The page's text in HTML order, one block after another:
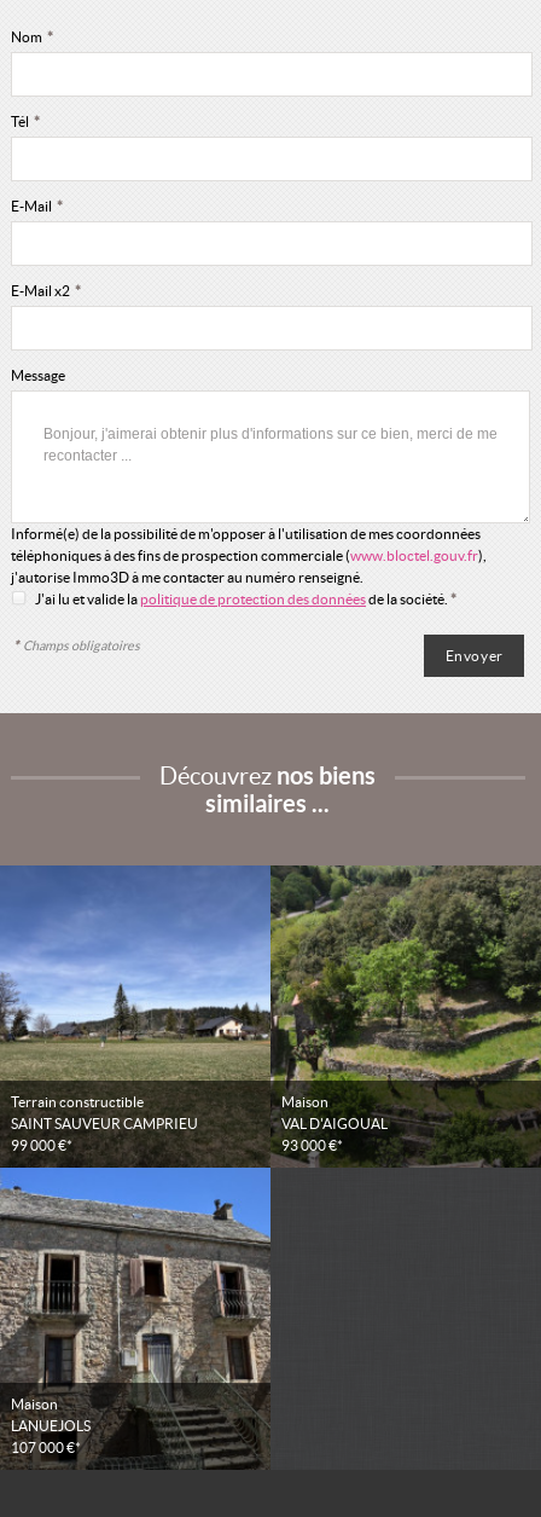
Nom *
Tél *
E-Mail *
E-Mail x2 *
Message
Informé(e) de la possibilité de m'opposer à l'utilisation de mes coordonnées
téléphoniques à des fins de prospection commerciale (www.bloctel.gouv.fr),
j'autorise Immo3D à me contacter au numéro renseigné.
J'ai lu et valide lapolitique de protection des donnéesde la société. *
* Champs obligatoires
Découvrez nos biens
similaires ...
Terrain constructible
SAINT SAUVEUR CAMPRIEU
99 000 €*
Maison
VAL D'AIGOUAL
93 000 €*
Maison
LANUEJOLS
107 000 €*